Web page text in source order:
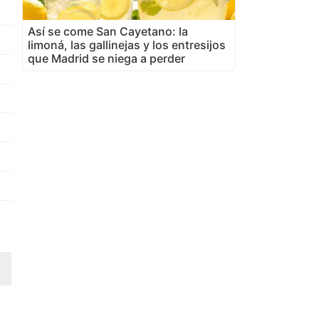
Así se come San Cayetano: la
limoná, las gallinejas y los entresijos
que Madrid se niega a perder